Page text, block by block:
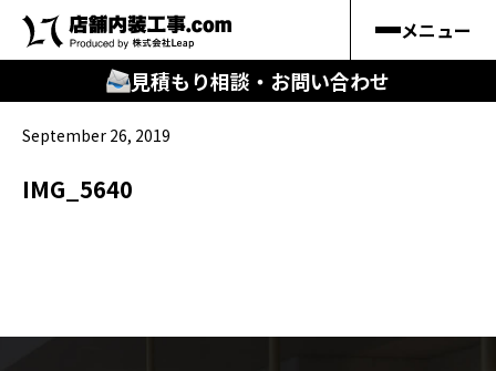
メニュー
見積もり相談・お問い合わせ
︎探す
キーワードから
September 26, 2019
IMG_5640